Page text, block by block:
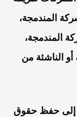
المندمجة،
المندمجة،
الناشئة من
إلى حفظ حقوق